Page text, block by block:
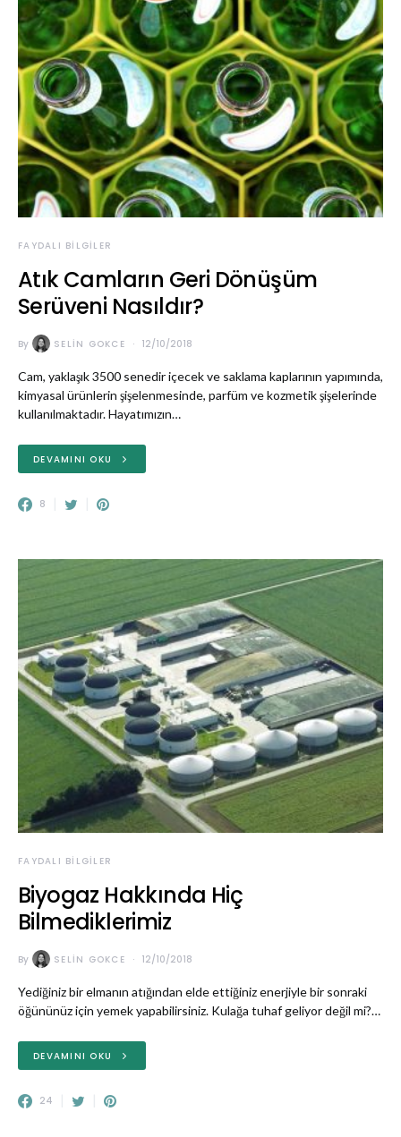
FAYDALI BILGILER
Atık Camların Geri Dönüşüm
Serüveni Nasıldır?
By SELIN GOKCE 12/10/2018
Cam, yaklaşık 3500 senedir içecek ve saklama kaplarının yapımında,
kimyasal ürünlerin şişelenmesinde, parfüm ve kozmetik şişelerinde
kullanılmaktadır. Hayatımızın…
DEVAMINI OKU
8
FAYDALI BILGILER
Biyogaz Hakkında Hiç
Bilmediklerimiz
By SELIN GOKCE 12/10/2018
Yediğiniz bir elmanın atığından elde ettiğiniz enerjiyle bir sonraki
öğününüz için yemek yapabilirsiniz. Kulağa tuhaf geliyor değil mi?…
DEVAMINI OKU
24